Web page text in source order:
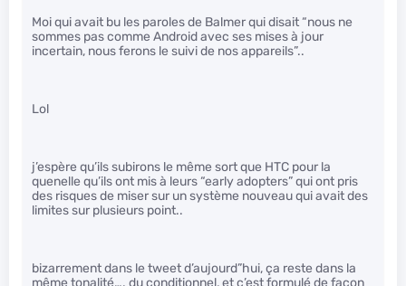
Moi qui avait bu les paroles de Balmer qui disait “nous ne
sommes pas comme Android avec ses mises à jour
incertain, nous ferons le suivi de nos appareils”..
Lol
j’espère qu’ils subirons le même sort que HTC pour la
quenelle qu’ils ont mis à leurs “early adopters” qui ont pris
des risques de miser sur un système nouveau qui avait des
limites sur plusieurs point..
bizarrement dans le tweet d’aujourd”hui, ça reste dans la